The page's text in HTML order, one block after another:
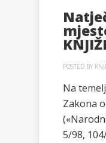
POSTED BY
Na
Zakona
5/98,